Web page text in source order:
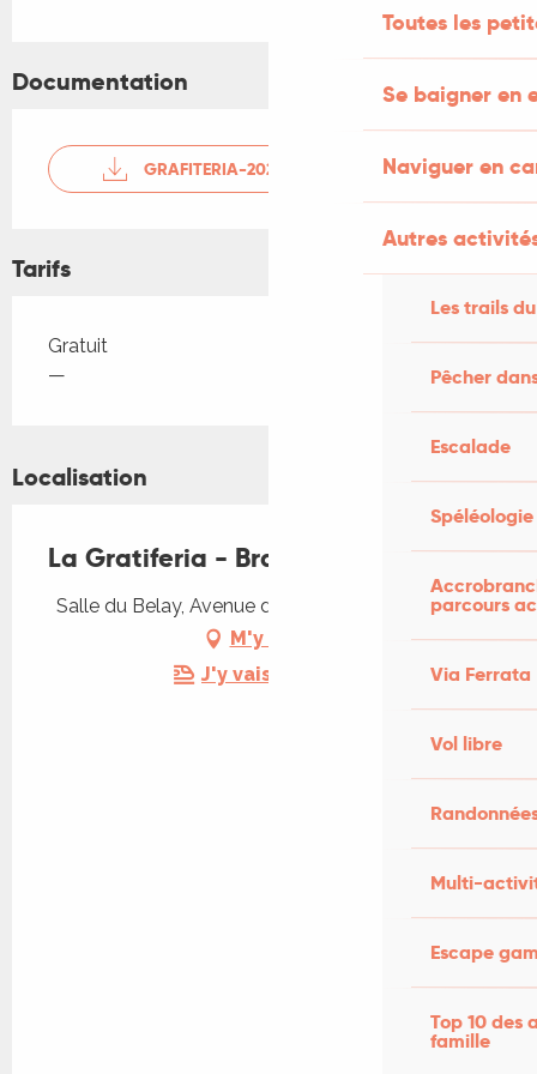
Toutes les
Se baigner en
Naviguer en
Autres
Les trails
Pêcher
Escalade
Spéléologie
parcours
Via Ferrata
Vol libre
Multi-
Escape
Top 10 des
famille
Documentation
GRAFITERIA-2025
Tarifs
Tarifs 2026
Gratuit
—
Localisation
La Gratiferia - Braderie
Salle du Belay, Avenue de Sarlat, 46200 Souillac
M'y rendre
J'y vais en train !